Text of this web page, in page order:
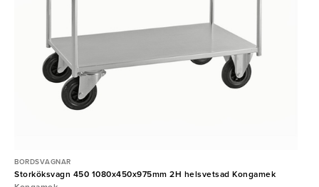
BORDSVAGNAR
Storköksvagn 450 1080x450x975mm 2H helsvetsad Kongamek